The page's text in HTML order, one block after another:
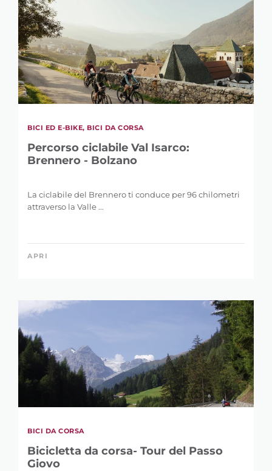
BICI ED E-BIKE, BICI DA CORSA
Percorso ciclabile Val Isarco:
Brennero - Bolzano
La ciclabile del Brennero ti conduce per 96 chilometri
attraverso la Valle ...
APRI
BICI DA CORSA
Bicicletta da corsa- Tour del Passo
Giovo